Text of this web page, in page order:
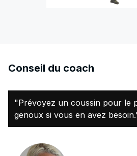
Conseil du coach
"Prévoyez un coussin pour le
genoux si vous en avez